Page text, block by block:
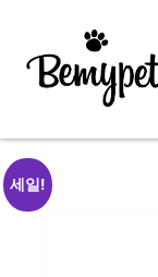
세일!